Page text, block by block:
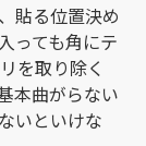
貼る位置決め
っても角にテ
を取り除く
本曲がらない
いといけな